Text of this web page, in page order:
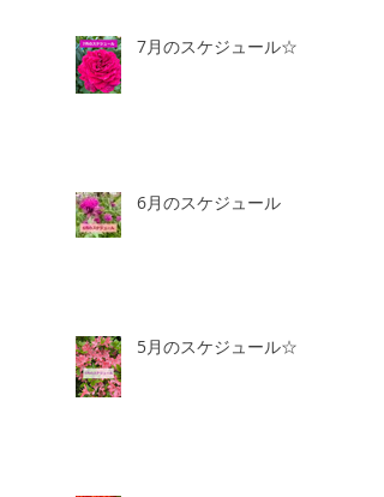
7月のスケジュール☆
6月のスケジュール
5月のスケジュール☆